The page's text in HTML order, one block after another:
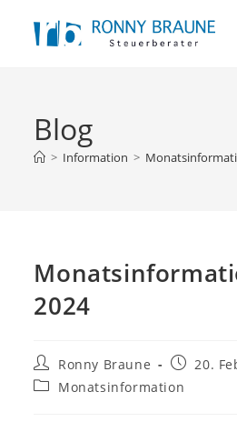
Blog
> Information >
2024
Ronny Braune
20.
Monatsinformation